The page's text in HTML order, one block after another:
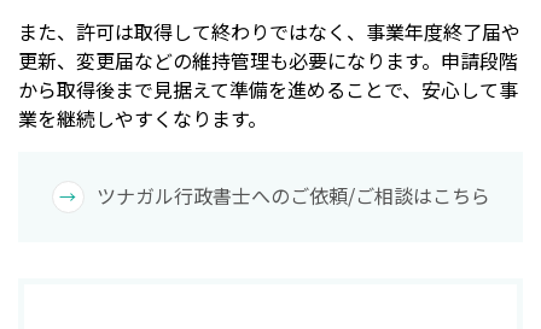
また、許可は取得して終わりではなく、事業年度終了届や
更新、変更届などの維持管理も必要になります。申請段階
から取得後まで見据えて準備を進めることで、安心して事
業を継続しやすくなります。
ツナガル行政書士へのご依頼/ご相談はこちら